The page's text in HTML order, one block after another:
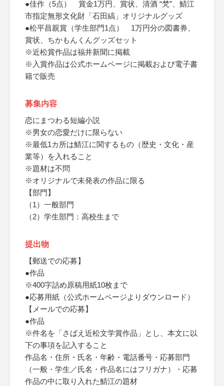
●佳作（5点） 賞金1万円、賞状、清酒 “梵”、鯖江
市指定無形文化財「石田縞」オリジナルグッズ
●松平昌親賞（学生部門1点） 1万円分の図書券、
賞状、ちかもんくんグッズセット
※近松賞作品は福井新聞に掲載
※入賞作品は公式ホームページに掲載および電子書
籍で販売
募集内容
恋にまつわる短編小説
※男女の恋愛だけに限らない
※最低1カ所は鯖江に関するもの（歴史・文化・産
業等）を入れること
※題材は不問
※オリジナルで未発表の作品に限る
【部門】
（1）一般部門
（2）学生部門：高校生まで
提出物
【郵送での応募】
●作品
※400字詰め原稿用紙10枚まで
●応募用紙（公式ホームページよりダウンロード）
【メールでの応募】
●作品
※件名を「さばえ近松文学賞作品」とし、本文に以
下の事項を記入すること
作品名・住所・氏名・年齢・電話番号・応募部門
（一般・学生／氏名・作品名にはフリガナ）・応募
作品の中に取り入れた鯖江の題材